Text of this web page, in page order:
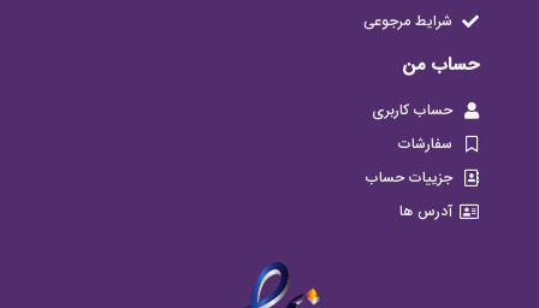
شرایط مرجوعی
حساب من
حساب کاربری
سفارشات
جزییات حساب
آدرس ها